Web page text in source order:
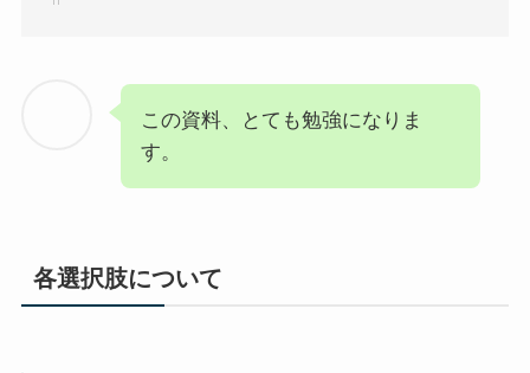
この資料、とても勉強になりま
す。
各選択肢について